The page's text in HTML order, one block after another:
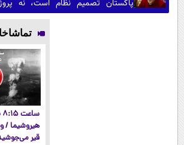
پاکستان تصمیم نظام است، نه
پزشکیان/ برخی جریان‌ها هرجا
هیروشیما /
قیر